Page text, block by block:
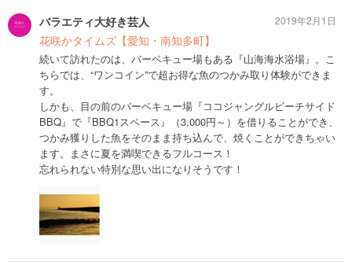
バラエティ大好き芸人
花咲かタイムズ【愛知・南知多町】
続いて訪れたのは、バーベキュー場もある『山海海水浴場』。こ
ちらでは、“ワンコイン”で超お得な魚のつかみ取り体験ができま
す。
しかも、目の前のバーベキュー場『ココジャングルビーチサイド
BBQ』で『BBQ1スペース』（3,000円～）を借りることができ、
つかみ獲りした魚をそのまま持ち込んで、焼くことができちゃい
ます。まさに夏を満喫できるフルコース！
忘れられない特別な思い出になりそうです！
2019年2月1日